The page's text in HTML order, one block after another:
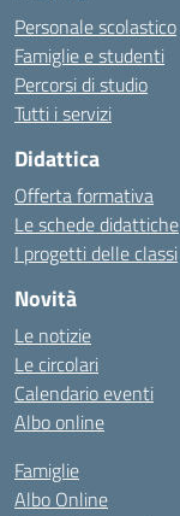
Personale scolastico
Famiglie e studenti
Percorsi di studio
Tutti i servizi
Didattica
Offerta formativa
Le schede didattiche
I progetti delle classi
Novità
Le notizie
Le circolari
Calendario eventi
Albo online
Famiglie
Albo Online